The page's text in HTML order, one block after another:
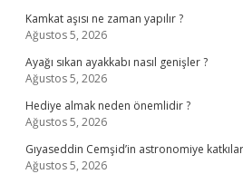
Kamkat aşısı ne zaman yapılır ?
Ağustos 5, 2026
Ayağı sıkan ayakkabı nasıl genişler ?
Ağustos 5, 2026
Hediye almak neden önemlidir ?
Ağustos 5, 2026
Gıyaseddin Cemşid’in astronomiye
Ağustos 5, 2026